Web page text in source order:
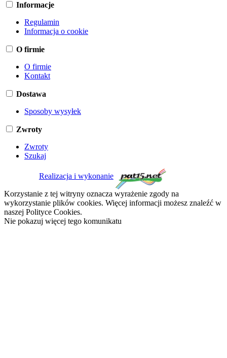
Informacje
Regulamin
Informacja o cookie
O firmie
O firmie
Kontakt
Dostawa
Sposoby wysyłek
Zwroty
Zwroty
Szukaj
Realizacja i wykonanie
Korzystanie z tej witryny oznacza wyrażenie zgody na
wykorzystanie plików cookies. Więcej informacji możesz znaleźć w
naszej Polityce Cookies.
Nie pokazuj więcej tego komunikatu